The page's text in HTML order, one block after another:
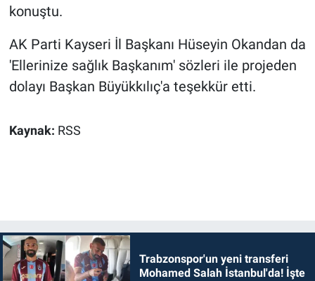
konuştu.
AK Parti Kayseri İl Başkanı Hüseyin Okandan da
'Ellerinize sağlık Başkanım' sözleri ile projeden
dolayı Başkan Büyükkılıç'a teşekkür etti.
Kaynak: RSS
Trabzonspor'un yeni transferi
Mohamed Salah İstanbul'da! İşte